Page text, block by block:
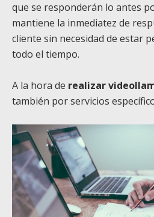
que se responderán lo antes
mantiene la inmediatez de
cliente sin necesidad de estar
todo el tiempo.
A la hora de realizar
también por servicios